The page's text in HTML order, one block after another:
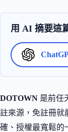
用 AI 摘要這
DOTOWN 是前任
註來源，免註冊就
確、授權最寬鬆的